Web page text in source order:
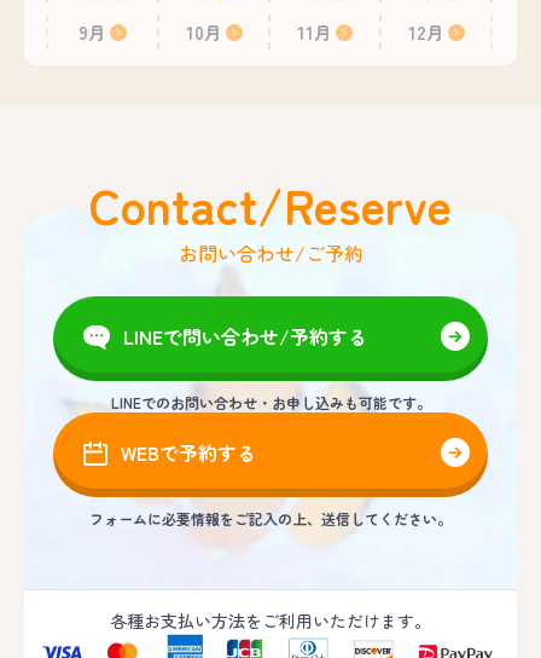
9月
10月 11月 12月
Contact/Reserve
お問い合わせ/ご予約
LINEで問い合わせ/予約する
LINEでのお問い合わせ・お申し込みも可能です。
WEBで予約する
フォームに必要情報をご記入の上、送信してください。
各種お支払い方法をご利用いただけます。